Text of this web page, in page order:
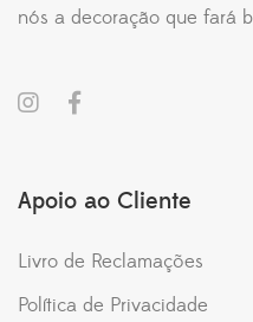
nós a decoração que fará
Apoio ao Cliente
Livro de Reclamações
Política de Privacidade